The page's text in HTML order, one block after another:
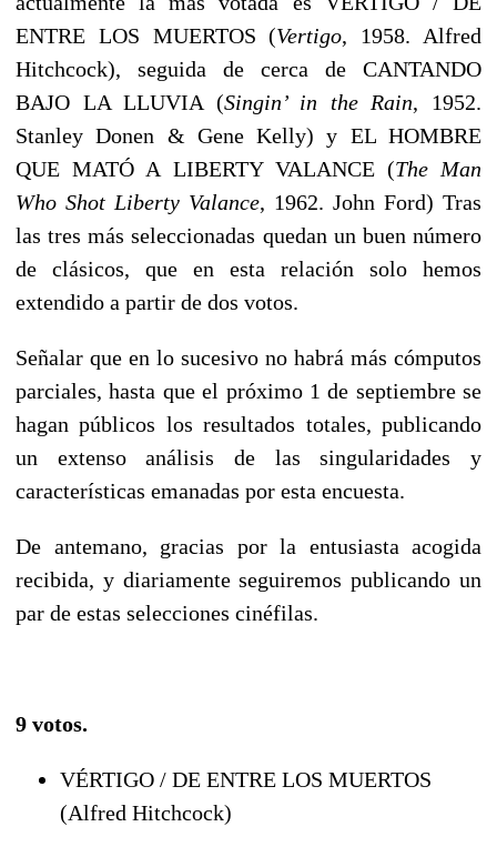
ENTRE LOS MUERTOS (Vertigo, 1958. Alfred
Hitchcock), seguida de cerca de CANTANDO
BAJO LA LLUVIA (Singin’ in the Rain, 1952.
Stanley Donen & Gene Kelly) y EL HOMBRE
QUE MATÓ A LIBERTY VALANCE (The Man
Who Shot Liberty Valance, 1962. John Ford) Tras
las tres más seleccionadas quedan un buen número
de clásicos, que en esta relación solo hemos
extendido a partir de dos votos.
Señalar que en lo sucesivo no habrá más cómputos
parciales, hasta que el próximo 1 de septiembre se
hagan públicos los resultados totales, publicando
un extenso análisis de las singularidades y
características emanadas por esta encuesta.
De antemano, gracias por la entusiasta acogida
recibida, y diariamente seguiremos publicando un
par de estas selecciones cinéfilas.
9 votos.
VÉRTIGO / DE ENTRE LOS MUERTOS
(Alfred Hitchcock)